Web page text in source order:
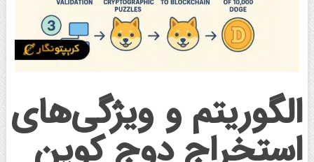
الگوریتم و ویژگی‌های
استخراج دوج کوین